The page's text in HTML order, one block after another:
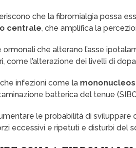
che la fibromialgia possa
centrale, che amplifica la
ormonali che alterano l’asse
come l’alterazione dei livelli di
infezioni come la
batterica del tenue
le probabilità di
eccessivi e ripetuti e disturbi del